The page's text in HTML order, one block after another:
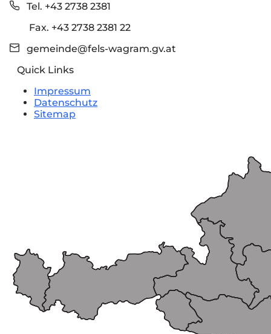
Tel. +43 2738 2381
Fax. +43 2738 2381 22
gemeinde@fels-wagram.gv.at
Quick Links
Impressum
Datenschutz
Sitemap